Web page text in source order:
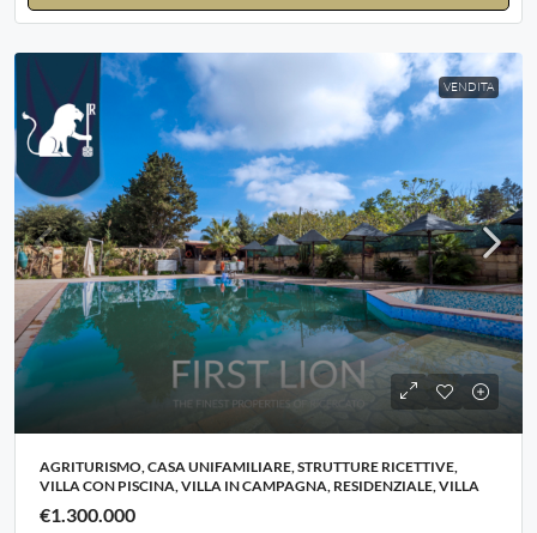
VENDITA
AGRITURISMO, CASA UNIFAMILIARE, STRUTTURE RICETTIVE,
VILLA CON PISCINA, VILLA IN CAMPAGNA, RESIDENZIALE, VILLA
€1.300.000